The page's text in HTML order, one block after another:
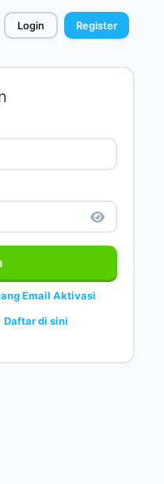
Login Register
Email Aktivasi
Daftar di sini